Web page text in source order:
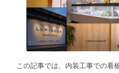
この記事では、内装工事での看